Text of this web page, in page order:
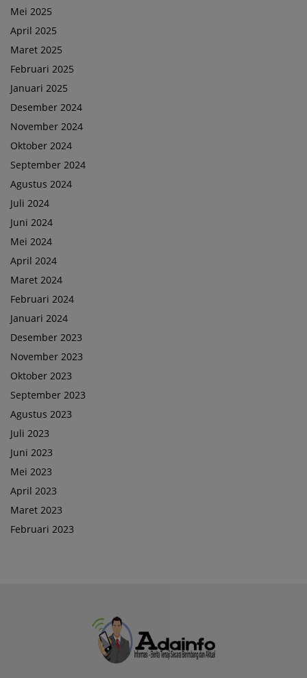
Mei 2025
April 2025
Maret 2025
Februari 2025
Januari 2025
Desember 2024
November 2024
Oktober 2024
September 2024
Agustus 2024
Juli 2024
Juni 2024
Mei 2024
April 2024
Maret 2024
Februari 2024
Januari 2024
Desember 2023
November 2023
Oktober 2023
September 2023
Agustus 2023
Juli 2023
Juni 2023
Mei 2023
April 2023
Maret 2023
Februari 2023